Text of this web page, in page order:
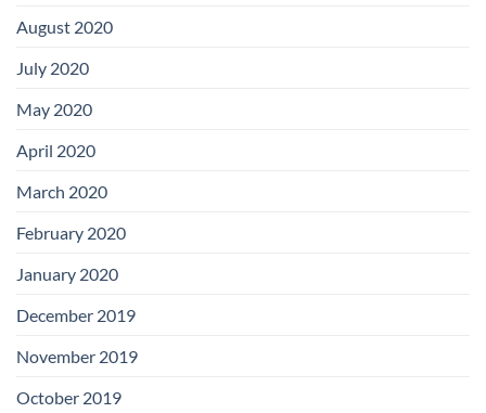
August 2020
July 2020
May 2020
April 2020
March 2020
February 2020
January 2020
December 2019
November 2019
October 2019